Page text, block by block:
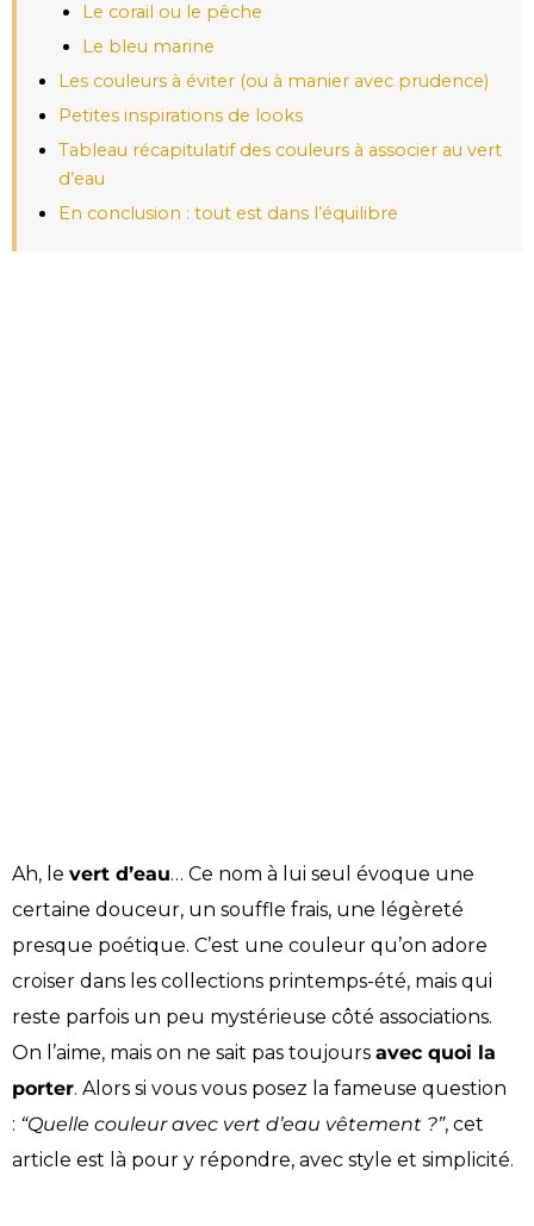
Le corail ou le pêche
Le bleu marine
Les couleurs à éviter (ou à manier avec prudence)
Petites inspirations de looks
Tableau récapitulatif des couleurs à associer au vert
d’eau
En conclusion : tout est dans l’équilibre
Ah, le vert d’eau… Ce nom à lui seul évoque une
certaine douceur, un souffle frais, une légèreté
presque poétique. C’est une couleur qu’on adore
croiser dans les collections printemps-été, mais qui
reste parfois un peu mystérieuse côté associations.
On l’aime, mais on ne sait pas toujours avec quoi la
porter. Alors si vous vous posez la fameuse question
: “Quelle couleur avec vert d’eau vêtement ?”, cet
article est là pour y répondre, avec style et simplicité.